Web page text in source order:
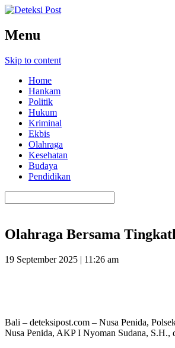
Menu
Skip to content
Home
Hankam
Politik
Hukum
Kriminal
Ekbis
Olahraga
Kesehatan
Budaya
Pendidikan
Olahraga Bersama
19 September 2025 | 11:26 am
Bali – deteksipost.com – Nusa Penida,
Nusa Penida, AKP I Nyoman Sudana, S.H.,